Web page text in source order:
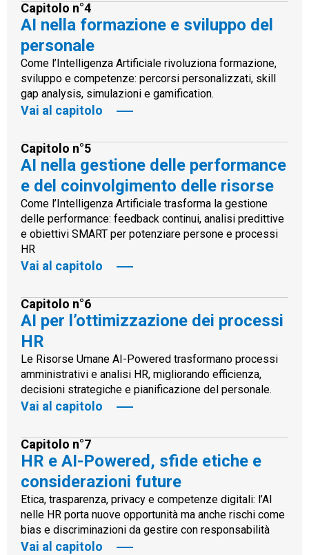
Capitolo n°4
AI nella formazione e sviluppo del
personale
Come l’Intelligenza Artificiale rivoluziona formazione,
sviluppo e competenze: percorsi personalizzati, skill
gap analysis, simulazioni e gamification.
Vai al capitolo
Capitolo n°5
AI nella gestione delle performance
e del coinvolgimento delle risorse
Come l’Intelligenza Artificiale trasforma la gestione
delle performance: feedback continui, analisi predittive
e obiettivi SMART per potenziare persone e processi
HR
Vai al capitolo
Capitolo n°6
AI per l’ottimizzazione dei processi
HR
Le Risorse Umane AI-Powered trasformano processi
amministrativi e analisi HR, migliorando efficienza,
decisioni strategiche e pianificazione del personale.
Vai al capitolo
Capitolo n°7
HR e AI-Powered, sfide etiche e
considerazioni future
Etica, trasparenza, privacy e competenze digitali: l’AI
nelle HR porta nuove opportunità ma anche rischi come
bias e discriminazioni da gestire con responsabilità
Vai al capitolo